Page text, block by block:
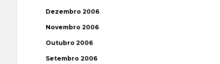
Dezembro 2006
Novembro 2006
Outubro 2006
Setembro 2006